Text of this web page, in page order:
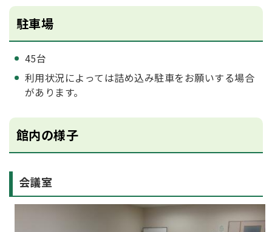
駐車場
45台
利用状況によっては詰め込み駐車をお願いする場合
があります。
館内の様子
会議室